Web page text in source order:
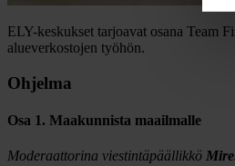
ELY-keskukset tarjoavat osana Team
alueverkostojen työhön.
Ohjelma
Osa 1. Maakunnista maailmalle
Moderaattorina viestintäpäällikkö